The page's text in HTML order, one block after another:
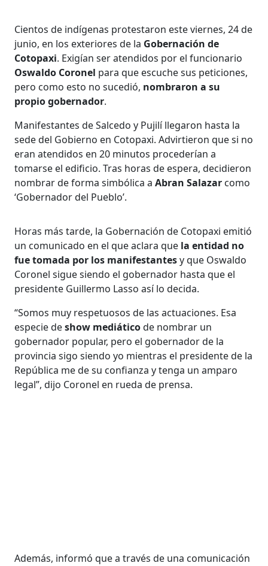
Cientos de indígenas protestaron este viernes, 24 de
junio, en los exteriores de la Gobernación de
Cotopaxi. Exigían ser atendidos por el funcionario
Oswaldo Coronel para que escuche sus peticiones,
pero como esto no sucedió, nombraron a su
propio gobernador.
Manifestantes de Salcedo y Pujilí llegaron hasta la
sede del Gobierno en Cotopaxi. Advirtieron que si no
eran atendidos en 20 minutos procederían a
tomarse el edificio. Tras horas de espera, decidieron
nombrar de forma simbólica aAbran Salazar como
‘Gobernador del Pueblo’.
Horas más tarde, la Gobernación de Cotopaxi emitió
un comunicado en el que aclara que la entidad no
fue tomada por los manifestantesy que Oswaldo
Coronel sigue siendo el gobernador hasta que el
presidente Guillermo Lasso así lo decida.
“Somos muy respetuosos de las actuaciones. Esa
especie deshow mediáticode nombrar un
gobernador popular, pero el gobernador de la
provincia sigo siendo yo mientras el presidente de la
República me de su confianza y tenga un amparo
legal”, dijo Coronel en rueda de prensa.
Además, informó que a través de una comunicación